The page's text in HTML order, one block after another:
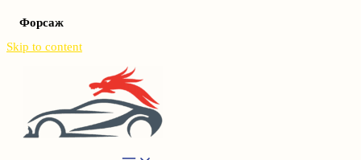
Форсаж
Skip to content